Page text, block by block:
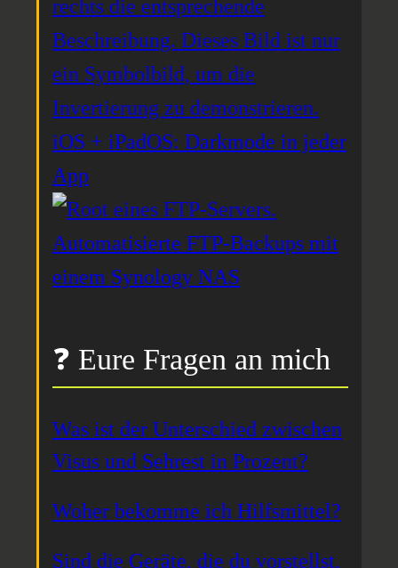
iOS + iPadOS: Darkmode in jeder
App
Automatisierte FTP-Backups mit
einem Synology NAS
❓ Eure Fragen an mich
Was ist der Unterschied zwischen
Visus und Sehrest in Prozent?
Woher bekomme ich Hilfsmittel?
Sind die Geräte, die du vorstellst,